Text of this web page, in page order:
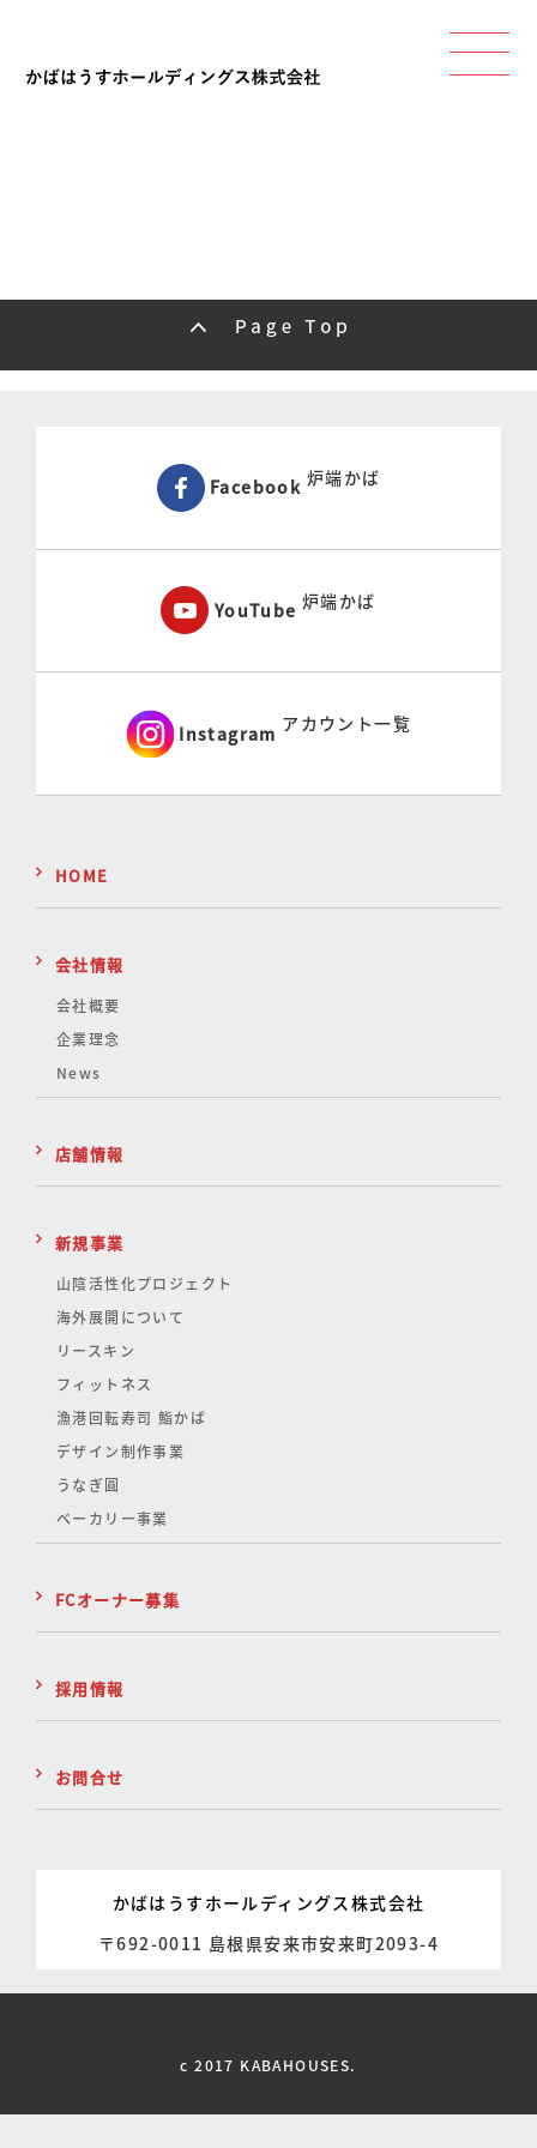
Facebook 炉端かば
YouTube 炉端かば
Instagram アカウント一覧
HOME
会社情報
会社概要
企業理念
News
店舗情報
新規事業
山陰活性化プロジェクト
海外展開について
リースキン
フィットネス
漁港回転寿司 鮨かば
デザイン制作事業
うなぎ圓
ベーカリー事業
FCオーナー募集
採用情報
お問合せ
かばはうすホールディングス株式会社
〒692-0011 島根県安来市安来町2093-4
c 2017 KABAHOUSES.